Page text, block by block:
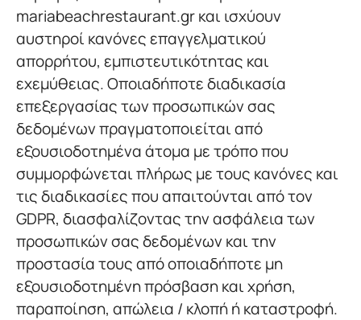
mariabeachrestaurant.gr και ισχύουν
αυστηροί κανόνες επαγγελματικού
απορρήτου, εμπιστευτικότητας και
εχεμύθειας. Οποιαδήποτε διαδικασία
επεξεργασίας των προσωπικών σας
δεδομένων πραγματοποιείται από
εξουσιοδοτημένα άτομα με τρόπο που
συμμορφώνεται πλήρως με τους κανόνες και
τις διαδικασίες που απαιτούνται από τον
GDPR, διασφαλίζοντας την ασφάλεια των
προσωπικών σας δεδομένων και την
προστασία τους από οποιαδήποτε μη
εξουσιοδοτημένη πρόσβαση και χρήση,
παραποίηση, απώλεια / κλοπή ή καταστροφή.